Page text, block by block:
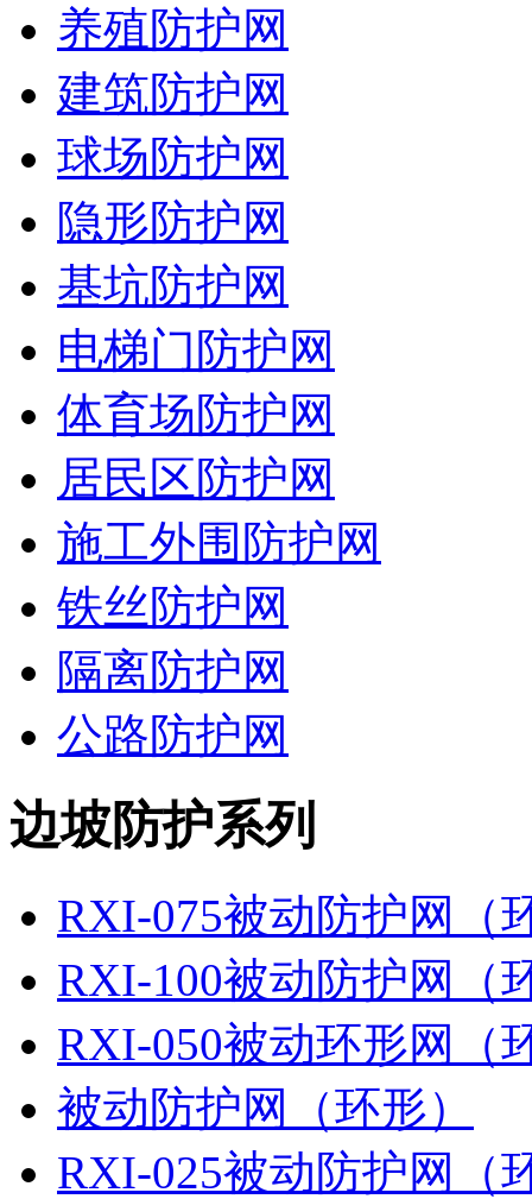
养殖防护网
建筑防护网
球场防护网
隐形防护网
基坑防护网
电梯门防护网
体育场防护网
居民区防护网
施工外围防护网
铁丝防护网
隔离防护网
公路防护网
边坡防护系列
RXI-075被动防护网（
RXI-100被动防护网（
RXI-050被动环形网（
被动防护网（环形）
RXI-025被动防护网（